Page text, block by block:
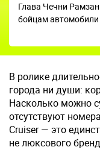
Глава Чечни
бойцам автомобили
В ролике
города ни души:
Насколько можно
отсутствуют
Cruiser — это
не люксового